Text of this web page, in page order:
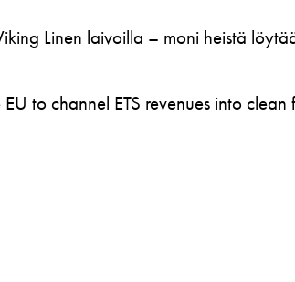
Linen laivoilla – moni heistä
to channel ETS revenues into clean